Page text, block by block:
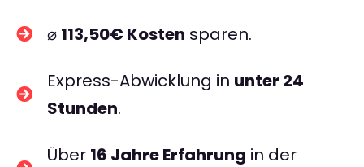
⌀ 113,50€ Kosten sparen.
Express-Abwicklung in unter 24
Stunden.
Über 16 Jahre Erfahrung in der